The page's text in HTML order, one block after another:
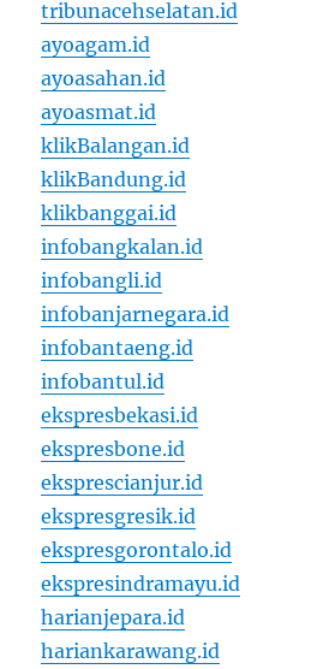
tribunacehselatan.id
ayoagam.id
ayoasahan.id
ayoasmat.id
klikBalangan.id
klikBandung.id
klikbanggai.id
infobangkalan.id
infobangli.id
infobanjarnegara.id
infobantaeng.id
infobantul.id
ekspresbekasi.id
ekspresbone.id
eksprescianjur.id
ekspresgresik.id
ekspresgorontalo.id
ekspresindramayu.id
harianjepara.id
hariankarawang.id